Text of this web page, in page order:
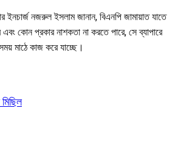
ইনচার্জ নজরুল ইসলাম জানান, বিএনপি জামায়াত যাতে
এবং কোন প্রকার নাশকতা না করতে পারে, সে ব্যাপারে
মাঠে কাজ করে যাচ্ছে।